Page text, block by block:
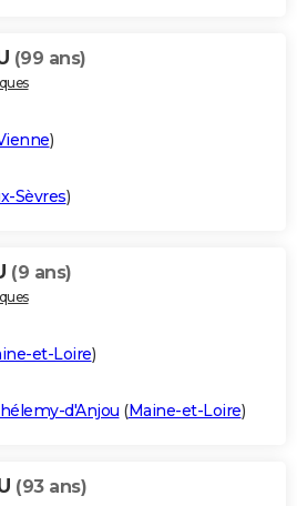
(99 ans)
)
Sèvres)
(9 ans)
et-Loire)
d'Anjou (Maine-et-Loire)
(93 ans)